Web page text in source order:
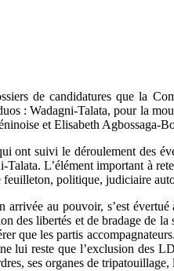
de candidatures que la
: Wadagni-Talata, pour la
et Elisabeth Agbossaga-
ont suivi le déroulement des
Talata. L’élément important à
feuilleton, politique, judiciaire
arrivée au pouvoir, s’est
des libertés et de bradage de
que les partis
lui reste que l’exclusion des
ses organes de